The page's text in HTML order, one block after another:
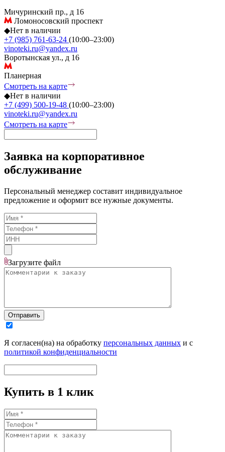
Мичуринский пр., д 16
Ломоносовский проспект
◆Нет в наличии
+7 (985) 761-63-24 (10:00–23:00)
vinoteki.ru@yandex.ru
Воротынская ул., д 16
Планерная
Смотреть на карте
◆Нет в наличии
+7 (499) 500-19-48 (10:00–23:00)
vinoteki.ru@yandex.ru
Смотреть на карте
Заявка на корпоративное
обслуживание
Персональный менеджер составит индивидуальное
предложение и оформит все нужные документы.
Загрузите файл
Отправить
Я согласен(на) на обработку персональных данных и с
политикой конфиденциальности
Купить в 1 клик